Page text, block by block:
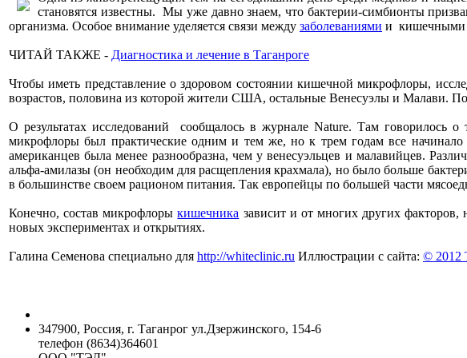
становятся известны. Мы уже давно знаем, что бактерии-симбионты
организма. Особое внимание уделяется связи между заболеваниями и кишечными
ЧИТАЙ ТАКЖЕ - Диагностика и лечение в Таганроге
Чтобы иметь представление о здоровом состоянии кишечной микрофлоры,
возрастов, половина из которой жители США, остальные Венесуэлы и
О результатах исследований сообщалось в журнале Nature. Там
микрофлоры был практические одним и тем же, но к трем годам все
американцев была менее разнообразна, чем у венесуэльцев и малавийцев.
альфа-амилазы (он необходим для расщепления крахмала), но было больше
в большинстве своем рационом питания. Так европейцы по большей части
Конечно, состав микрофлорыкишечника зависит и от многих других
новых экспериментах и открытиях.
Галина Семенова специально для http://whiteclinic.ru Иллюстрации с сайта: © 2012
347900, Россия, г. Таганрог ул.Дзержинского, 154-6
телефон (8634)364601